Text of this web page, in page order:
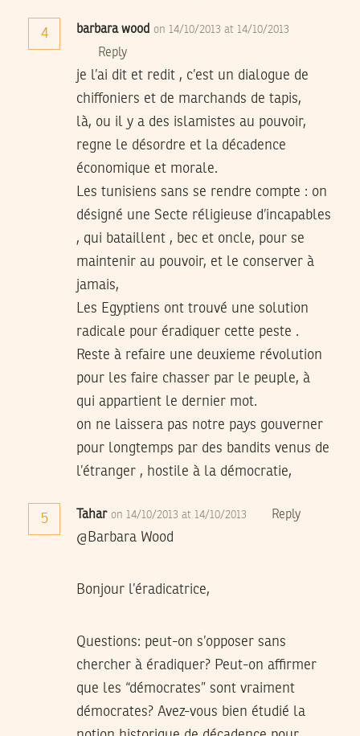
4 barbara wood on 14/10/2013 at 14/10/2013
Reply
je l’ai dit et redit , c’est un dialogue de
chiffoniers et de marchands de tapis,
là, ou il y a des islamistes au pouvoir,
regne le désordre et la décadence
économique et morale.
Les tunisiens sans se rendre compte : on
désigné une Secte réligieuse d’incapables
, qui bataillent , bec et oncle, pour se
maintenir au pouvoir, et le conserver à
jamais,
Les Egyptiens ont trouvé une solution
radicale pour éradiquer cette peste .
Reste à refaire une deuxieme révolution
pour les faire chasser par le peuple, à
qui appartient le dernier mot.
on ne laissera pas notre pays gouverner
pour longtemps par des bandits venus de
l’étranger , hostile à la démocratie,
5 Tahar on 14/10/2013 at 14/10/2013 Reply
@Barbara Wood
Bonjour l’éradicatrice,
Questions: peut-on s’opposer sans
chercher à éradiquer? Peut-on affirmer
que les “démocrates” sont vraiment
démocrates? Avez-vous bien étudié la